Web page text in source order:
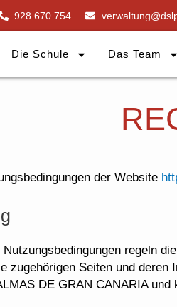
928 670 754
Die Schule Das Team
der Website
Nutzungsbedingungen regeln
zugehörigen Seiten und deren
DE GRAN CANARIA und